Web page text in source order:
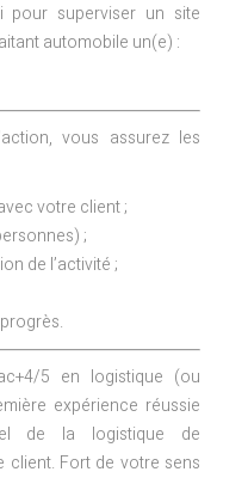
pour superviser un site
automobile un(e) :
vous assurez les
votre client ;
;
de l’activité ;
5 en logistique (ou
expérience réussie
de la logistique de
client. Fort de votre sens